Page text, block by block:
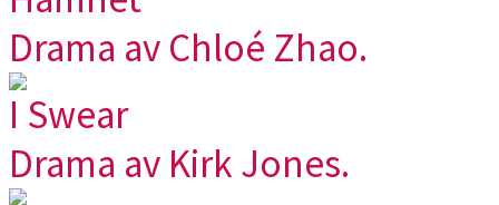
Drama av Chloé Zhao.
I Swear
Drama av Kirk Jones.